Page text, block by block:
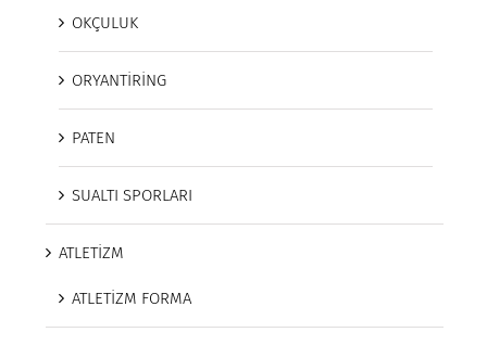
OKÇULUK
ORYANTİRİNG
PATEN
SUALTI SPORLARI
ATLETİZM
ATLETİZM FORMA